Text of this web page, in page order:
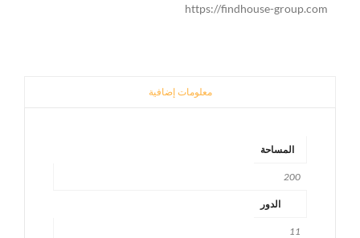
https://findhouse-group.com
معلومات إضافية
المساحة
200
الدور
11